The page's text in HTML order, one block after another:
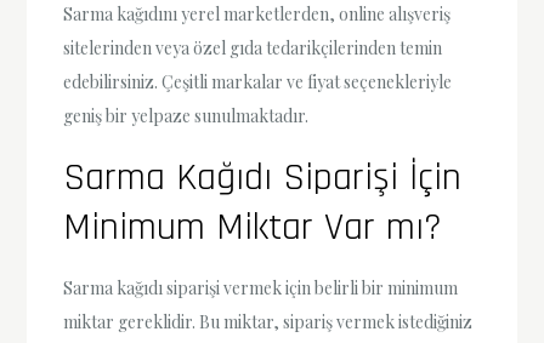
Sarma kağıdını yerel marketlerden, online alışveriş
sitelerinden veya özel gıda tedarikçilerinden temin
edebilirsiniz. Çeşitli markalar ve fiyat seçenekleriyle
geniş bir yelpaze sunulmaktadır.
Sarma Kağıdı Siparişi İçin
Minimum Miktar Var mı?
Sarma kağıdı siparişi vermek için belirli bir minimum
miktar gereklidir. Bu miktar, sipariş vermek istediğiniz